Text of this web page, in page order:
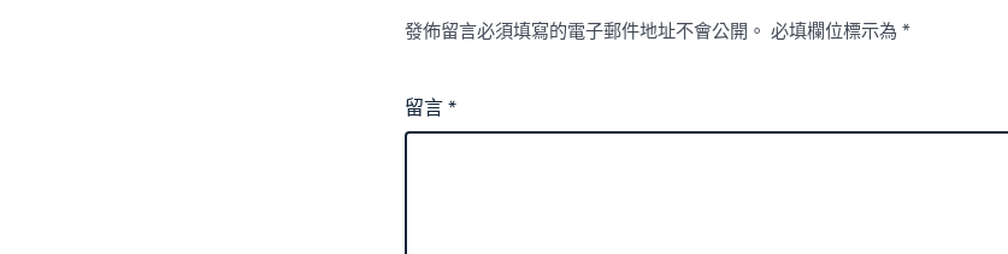
發佈留言必須填寫的電子郵件地址不會公開。 必填欄位標示為 *
留言*